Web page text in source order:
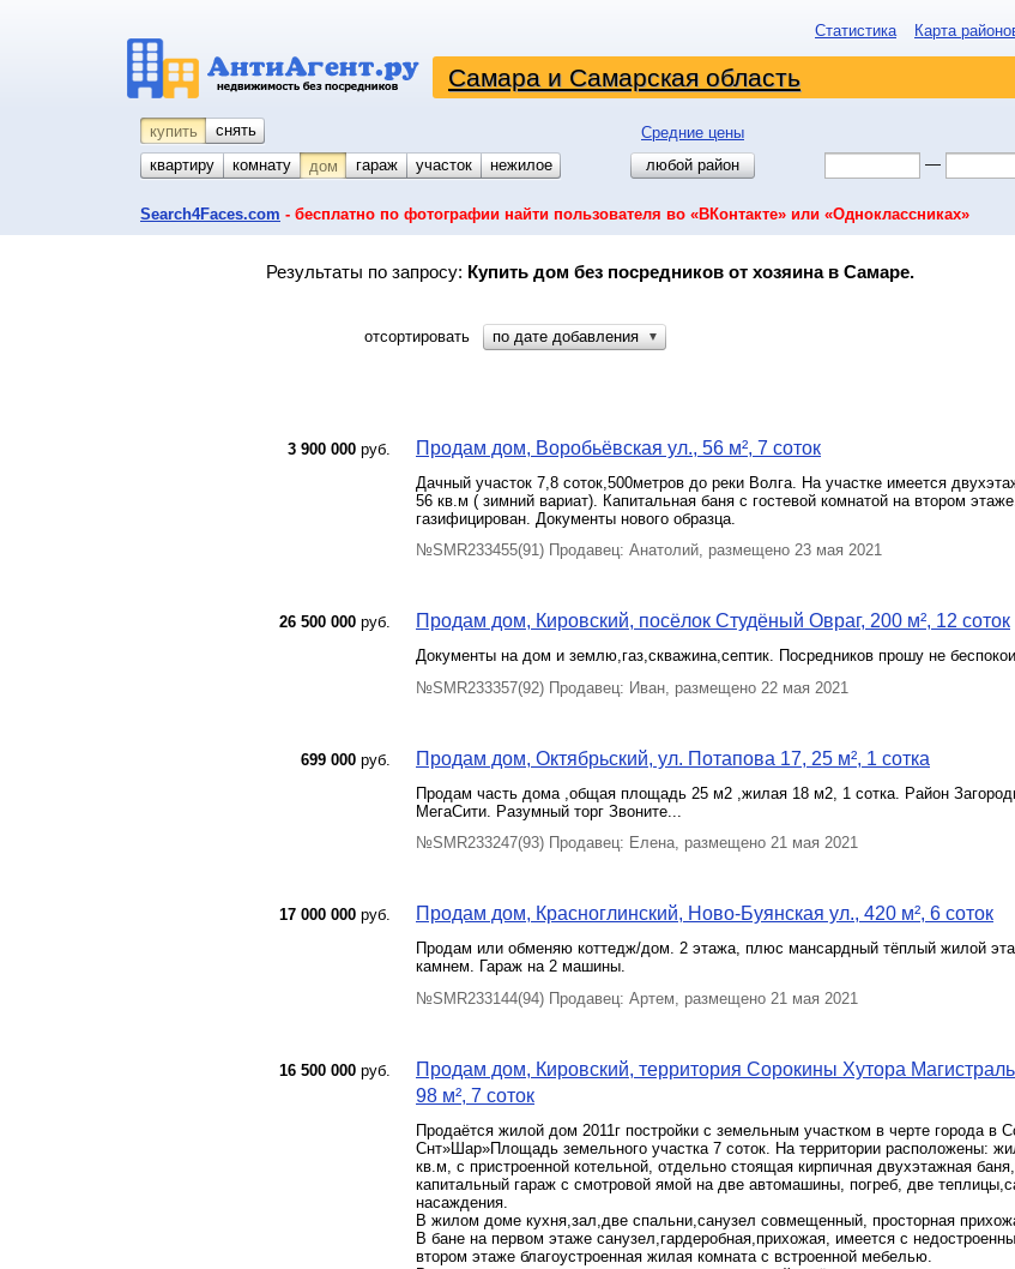
Статистика Карта
Самара и Самарская область
купить снять
Средние цены
квартиру
комнату койко-место
дом гараж участок нежилое любой район —
Search4Faces.com - бесплатно по фотографии найти пользователя во «ВКонтакте» или «Одноклассниках»
Результаты по запросу: Купить дом без посредников от хозяина в Самаре.
отсортировать по дате добавления ▼
3 900 000 руб. Продам дом, Воробьёвская ул., 56 м², 7 соток
Дачный участок 7,8 соток,500метров до реки Волга. На участке имеется
56 кв.м ( зимний вариат). Капитальная баня с гостевой комнатой на втором
газифицирован. Документы нового образца.
№SMR233455(91) Продавец: Анатолий, размещено 23 мая 2021
26 500 000 руб. Продам дом, Кировский, посёлок Студёный Овраг, 200 м², 12 соток
Документы на дом и землю,газ,скважина,септик. Посредников прошу не
№SMR233357(92) Продавец: Иван, размещено 22 мая 2021
699 000 руб. Продам дом, Октябрьский, ул. Потапова 17, 25 м², 1 сотка
Продам часть дома ,общая площадь 25 м2 ,жилая 18 м2, 1 сотка. Район
МегаСити. Разумный торг Звоните...
№SMR233247(93) Продавец: Елена, размещено 21 мая 2021
17 000 000 руб. Продам дом, Красноглинский, Ново-Буянская ул., 420 м², 6 соток
Продам или обменяю коттедж/дом. 2 этажа, плюс мансардный тёплый жилой
камнем. Гараж на 2 машины.
№SMR233144(94) Продавец: Артем, размещено 21 мая 2021
16 500 000 руб.
Продам дом, Кировский, территория Сорокины Хутора
98 м², 7 соток
Продаётся жилой дом 2011г постройки с земельным участком в черте города в
Снт»Шар»Площадь земельного участка 7 соток. На территории расположены:
кв.м, с пристроенной котельной, отдельно стоящая кирпичная двухэтажная
капитальный гараж с смотровой ямой на две автомашины, погреб, две
насаждения.
В жилом доме кухня,зал,две спальни,санузел совмещенный, просторная
В бане на первом этаже санузел,гардеробная,прихожая, имеется с
втором этаже благоустроенная жилая комната с встроенной мебелью.